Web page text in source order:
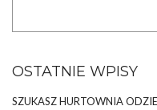
Sukienki z kwiatowym
OSTATNIE WPISY
SZUKASZ HURTOWNIA